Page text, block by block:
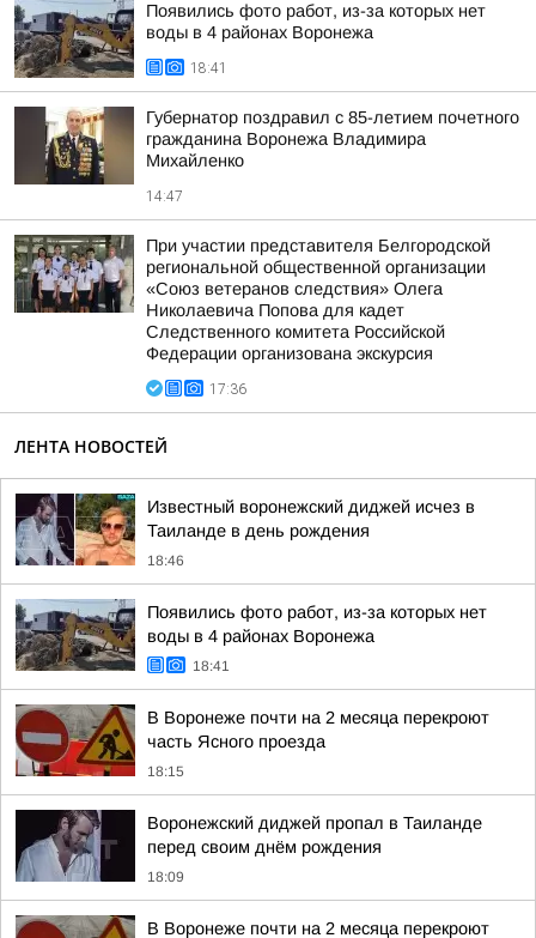
Появились фото работ, из-за которых нет
воды в 4 районах Воронежа
18:41
Губернатор поздравил с 85-летием почетного
гражданина Воронежа Владимира
Михайленко
14:47
При участии представителя Белгородской
региональной общественной организации
«Союз ветеранов следствия» Олега
Николаевича Попова для кадет
Следственного комитета Российской
Федерации организована экскурсия
17:36
ЛЕНТА НОВОСТЕЙ
Известный воронежский диджей исчез в
Таиланде в день рождения
18:46
Появились фото работ, из-за которых нет
воды в 4 районах Воронежа
18:41
В Воронеже почти на 2 месяца перекроют
часть Ясного проезда
18:15
Воронежский диджей пропал в Таиланде
перед своим днём рождения
18:09
В Воронеже почти на 2 месяца перекроют